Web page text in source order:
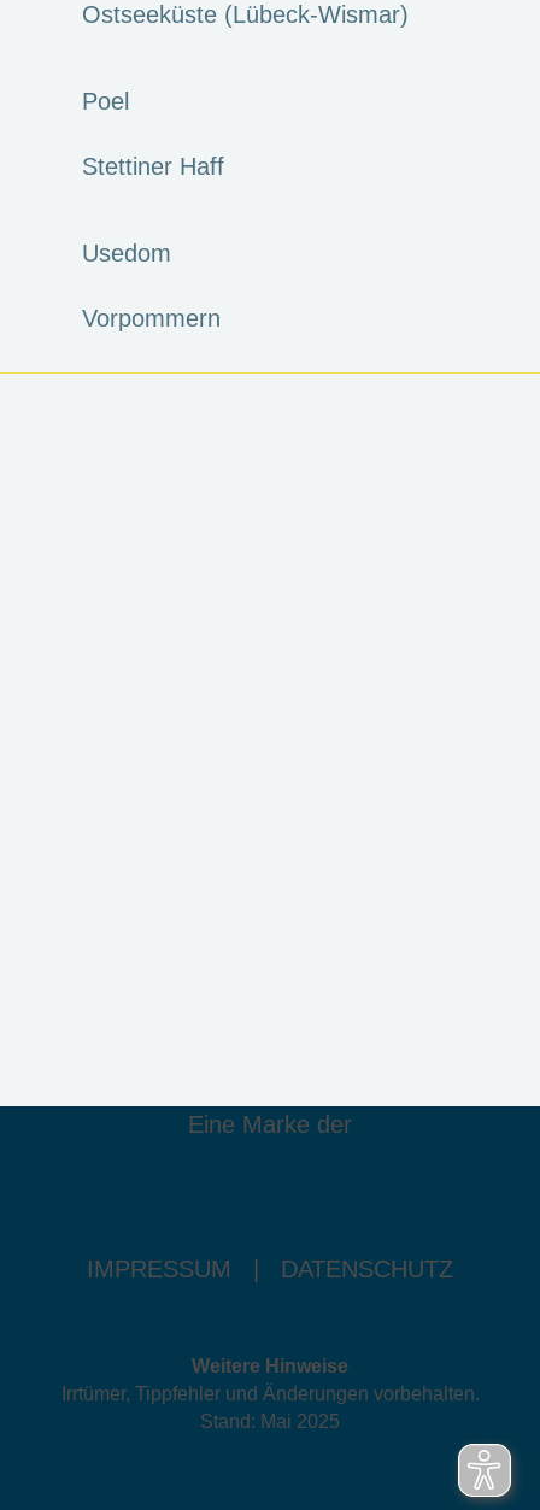
Ostseeküste (Lübeck-Wismar)
Poel
Stettiner Haff
Usedom
Vorpommern
Eine Marke der
IMPRESSUM DATENSCHUTZ
Weitere Hinweise
Irrtümer, Tippfehler und Änderungen vorbehalten.
Stand: Mai 2025